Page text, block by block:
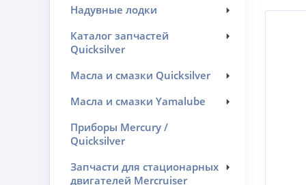
Надувные лодки
Каталог запчастей
Quicksilver
Масла и смазки Quicksilver
Масла и смазки Yamalube
Приборы Mercury /
Quicksilver
Запчасти для стационарных
двигателей Mercruiser